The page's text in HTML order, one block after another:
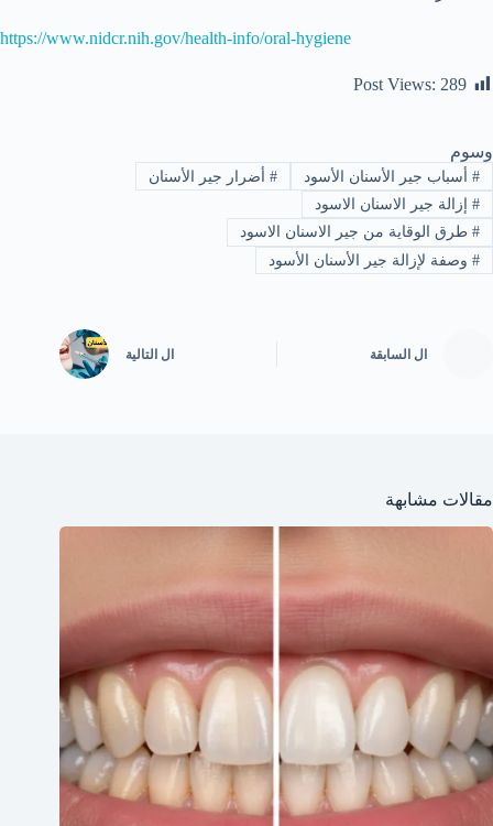
https://www.nidcr.nih.gov/health-info/oral-hygiene
Post Views: 289
وسوم
#أسباب جير الأسنان الأسود #أضرار جير الأسنان
#إزالة جير الاسنان الاسود
#طرق الوقاية من جير الاسنان الاسود
#وصفة لإزالة جير الأسنان الأسود
ال السابقة ال التالية
مقالات مشابهة